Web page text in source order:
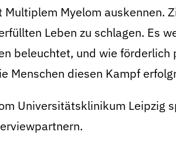
Myelom auskennen.
Leben zu schlagen. Es
beleuchtet, und wie förderlich
Menschen diesen Kampf
Universitätsklinikum Leipzig